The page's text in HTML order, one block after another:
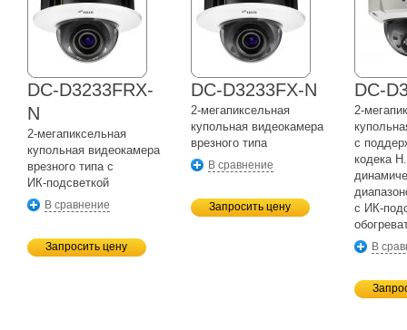
DC-D3233FRX-
N
2-мегапиксельная
купольная видеокамера
врезного типа с
ИК-подсветкой
В сравнение
Запросить цену
DC-D3233FX-N
2-мегапиксельная
купольная видеокамера
врезного типа
В сравнение
Запросить цену
DC-
2-
с
кодека
с ИК-
В